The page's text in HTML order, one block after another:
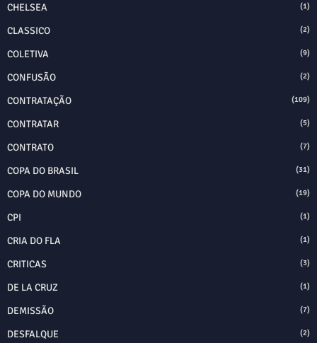
CHELSEA (1)
CLASSICO (2)
COLETIVA (9)
CONFUSÃO (2)
CONTRATAÇÃO (109)
CONTRATAR (5)
CONTRATO (7)
COPA DO BRASIL (31)
COPA DO MUNDO (19)
CPI (1)
CRIA DO FLA (1)
CRITICAS (3)
DE LA CRUZ (1)
DEMISSÃO (7)
DESFALQUE (2)